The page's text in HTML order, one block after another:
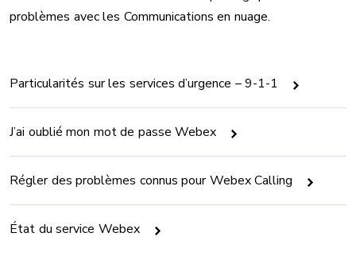
problèmes avec les Communications en nuage.
Particularités sur les services d’urgence – 9-1-1
J’ai oublié mon mot de passe Webex
Régler des problèmes connus pour Webex Calling
État du service Webex